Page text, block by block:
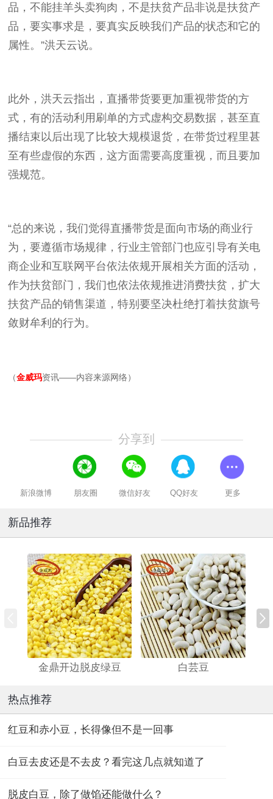
品，不能挂羊头卖狗肉，不是扶贫产品非说是扶贫产
品，要实事求是，要真实反映我们产品的状态和它的
属性。”洪天云说。
此外，洪天云指出，直播带货要更加重视带货的方
式，有的活动利用刷单的方式虚构交易数据，甚至直
播结束以后出现了比较大规模退货，在带货过程里甚
至有些虚假的东西，这方面需要高度重视，而且要加
强规范。
“总的来说，我们觉得直播带货是面向市场的商业行
为，要遵循市场规律，行业主管部门也应引导有关电
商企业和互联网平台依法依规开展相关方面的活动，
作为扶贫部门，我们也依法依规推进消费扶贫，扩大
扶贫产品的销售渠道，特别要坚决杜绝打着扶贫旗号
敛财牟利的行为。
（金威玛资讯——内容来源网络）
分享到
新浪微博 朋友圈 微信好友 QQ好友 更多
新品推荐
金鼎开边脱皮绿豆 白芸豆
热点推荐
红豆和赤小豆，长得像但不是一回事
白豆去皮还是不去皮？看完这几点就知道了
脱皮白豆，除了做馅还能做什么？